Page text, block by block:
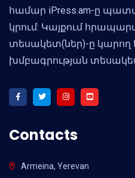
համար iPress.am-ը
կրում: Կայքում
տեսակետ(ներ)-ը կարող
խմբագրության
Contacts
Armeina, Yerevan